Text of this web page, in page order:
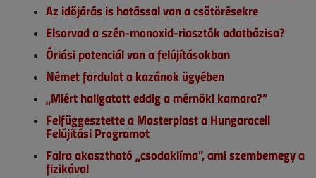
Az időjárás is hatással van a csőtörésekre
Elsorvad a szén-monoxid-riasztók adatbázisa?
Óriási potenciál van a felújításokban
Német fordulat a kazánok ügyében
„Miért hallgatott eddig a mérnöki kamara?”
Felfüggesztette a Masterplast a Hungarocell
Felújítási Programot
Falra akasztható „csodaklíma”, ami szembemegy a
fizikával